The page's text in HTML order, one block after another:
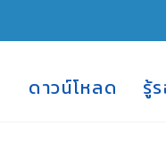
ดาวน์โหลด รู้